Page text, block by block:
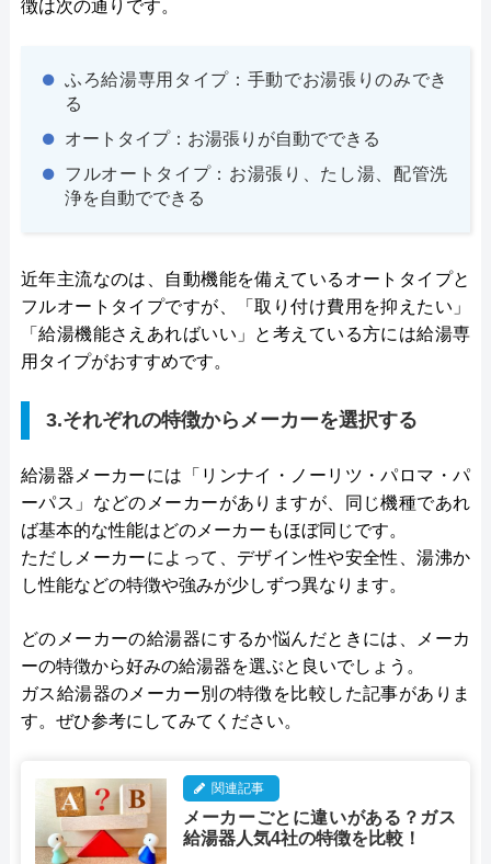
徴は次の通りです。
ふろ給湯専用タイプ：手動でお湯張りのみでき
る
オートタイプ：お湯張りが自動でできる
フルオートタイプ：お湯張り、たし湯、配管洗
浄を自動でできる
近年主流なのは、自動機能を備えているオートタイプと
フルオートタイプですが、「取り付け費用を抑えたい」
「給湯機能さえあればいい」と考えている方には給湯専
用タイプがおすすめです。
3.それぞれの特徴からメーカーを選択する
給湯器メーカーには「リンナイ・ノーリツ・パロマ・パ
ーパス」などのメーカーがありますが、同じ機種であれ
ば基本的な性能はどのメーカーもほぼ同じです。
ただしメーカーによって、デザイン性や安全性、湯沸か
し性能などの特徴や強みが少しずつ異なります。
どのメーカーの給湯器にするか悩んだときには、メーカ
ーの特徴から好みの給湯器を選ぶと良いでしょう。
ガス給湯器のメーカー別の特徴を比較した記事がありま
す。ぜひ参考にしてみてください。
関連記事
メーカーごとに違いがある？ガス
給湯器人気4社の特徴を比較！